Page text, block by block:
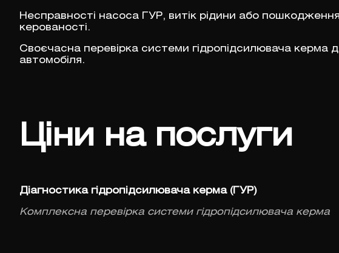
Несправності насоса ГУР, витік рідини або
керованості.
Своєчасна перевірка системи гідропідсилювача керма
автомобіля.
Ціни на послуги
Діагностика гідропідсилювача керма (ГУР)
Комплексна перевірка системи гідропідсилювача керма